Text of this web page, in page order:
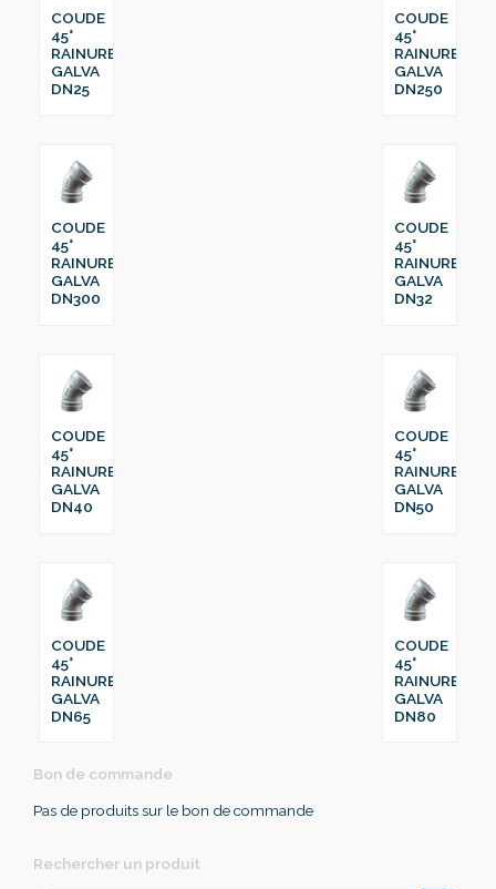
COUDE
45°
RAINURE
GALVA
DN25
COUDE
45°
RAINURE
GALVA
DN250
COUDE
45°
RAINURE
GALVA
DN300
COUDE
45°
RAINURE
GALVA
DN32
COUDE
45°
RAINURE
GALVA
DN40
COUDE
45°
RAINURE
GALVA
DN50
COUDE
45°
RAINURE
GALVA
DN65
COUDE
45°
RAINURE
GALVA
DN80
Bon de commande
Pas de produits sur le bon de commande
Rechercher un produit